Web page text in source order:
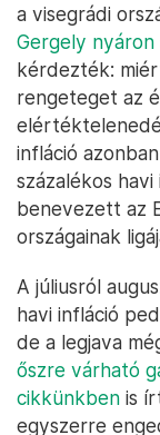
a visegrádi
Gergely nyáron
kérdezték:
rengeteget az
infláció
százalékos
benevezett az
országainak
A júliusról
havi infláció
de a legjava
őszre várható
cikkünkben is
egyszerre